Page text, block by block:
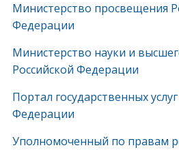
Министерство просвещения
Федерации
Министерство науки и
Российской Федерации
Портал государственных
Федерации
Уполномоченный по правам